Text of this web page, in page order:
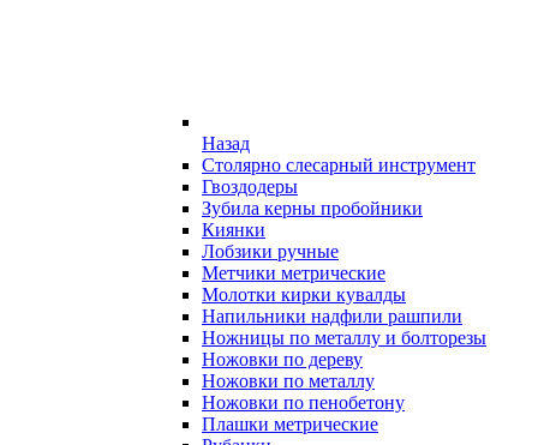
Назад
Столярно слесарный инструмент
Гвоздодеры
Зубила керны пробойники
Киянки
Лобзики ручные
Метчики метрические
Молотки кирки кувалды
Напильники надфили рашпили
Ножницы по металлу и болторезы
Ножовки по дереву
Ножовки по металлу
Ножовки по пенобетону
Плашки метрические